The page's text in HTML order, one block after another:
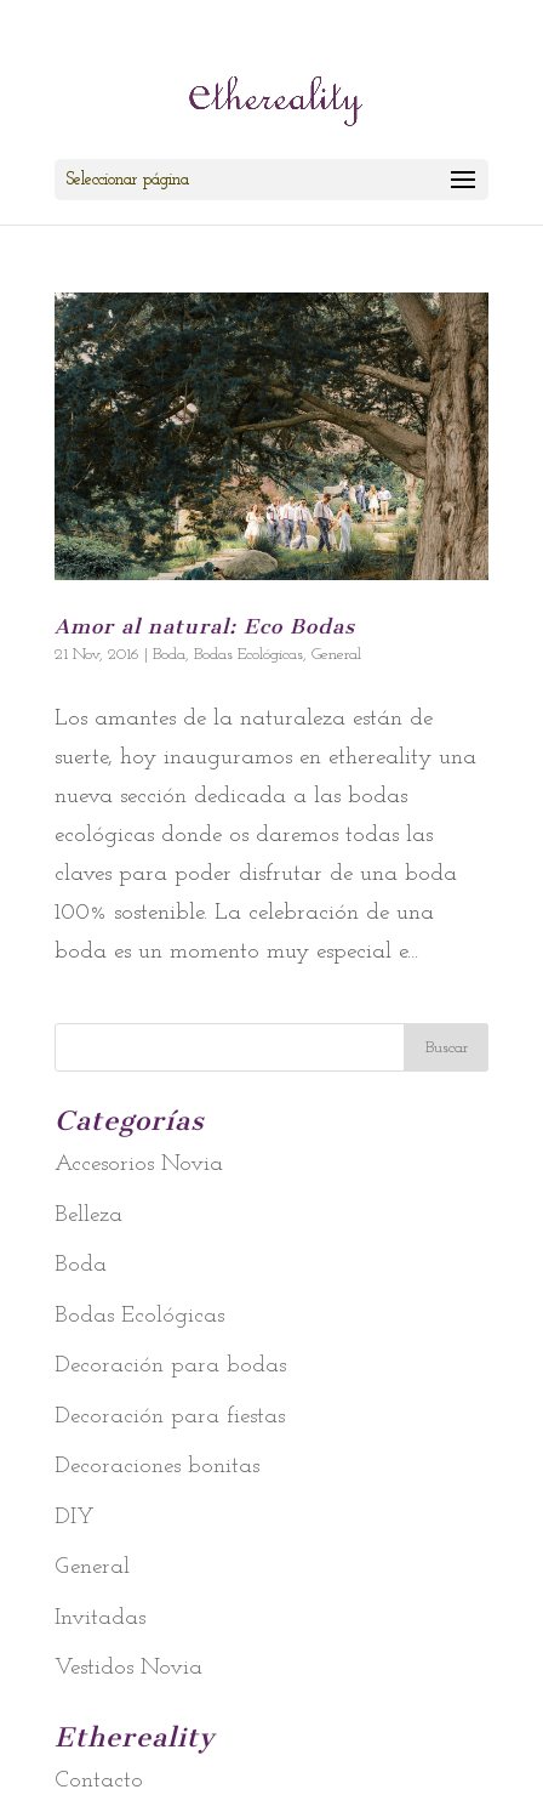
Seleccionar página
Amor al natural: Eco Bodas
21 Nov, 2016 Boda, Bodas Ecológicas, General
Los amantes de la naturaleza están de
suerte, hoy inauguramos en ethereality una
nueva sección dedicada a las bodas
ecológicas donde os daremos todas las
claves para poder disfrutar de una boda
100% sostenible. La celebración de una
boda es un momento muy especial e...
Categorías
Accesorios Novia
Belleza
Boda
Bodas Ecológicas
Decoración para bodas
Decoración para fiestas
Decoraciones bonitas
DIY
General
Invitadas
Vestidos Novia
Ethereality
Contacto